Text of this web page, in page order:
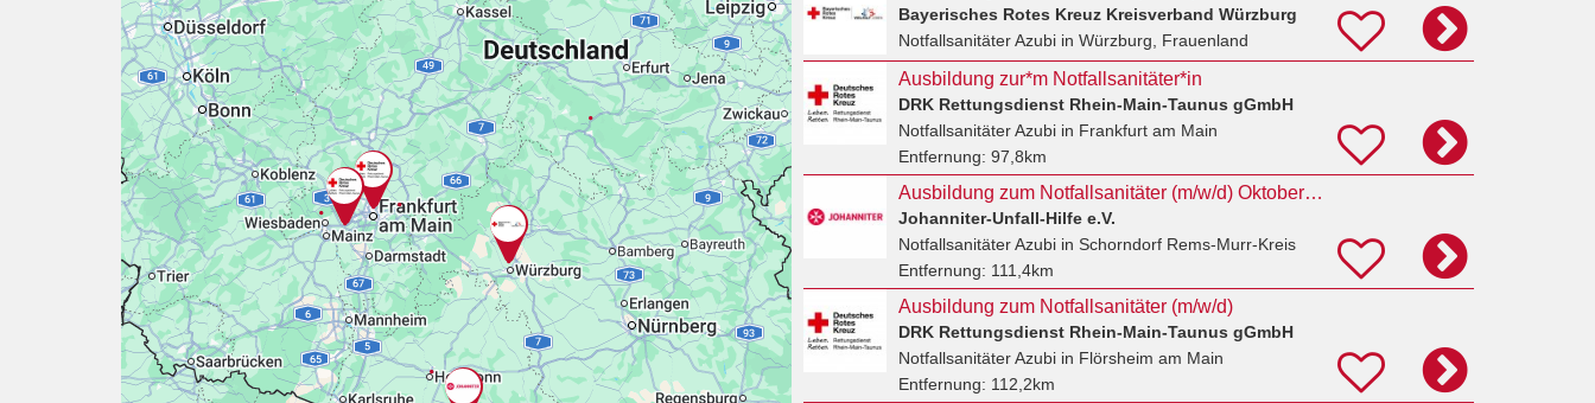
Bayerisches Rotes Kreuz Kreisverband Würzburg
Notfallsanitäter Azubiin Würzburg, Frauenland
Ausbildung zur*m Notfallsanitäter*in
DRK Rettungsdienst Rhein-Main-Taunus gGmbH
Notfallsanitäter Azubiin Frankfurt am Main
Entfernung: 97,8km
Ausbildung zum Notfallsanitäter (m/w/d) Oktober 2027
Johanniter-Unfall-Hilfe e.V.
Notfallsanitäter Azubiin Schorndorf Rems-Murr-Kreis
Entfernung: 111,4km
Ausbildung zum Notfallsanitäter (m/w/d)
DRK Rettungsdienst Rhein-Main-Taunus gGmbH
Notfallsanitäter Azubiin Flörsheim am Main
Entfernung: 112,2km